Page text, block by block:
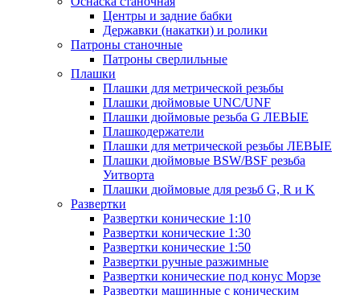
Центры и задние бабки
Державки (накатки) и ролики
Патроны станочные
Патроны сверлильные
Плашки
Плашки для метрической резьбы
Плашки дюймовые UNC/UNF
Плашки дюймовые резьба G ЛЕВЫЕ
Плашкодержатели
Плашки для метрической резьбы ЛЕВЫЕ
Плашки дюймовые BSW/BSF резьба
Уитворта
Плашки дюймовые для резьб G, R и K
Развертки
Развертки конические 1:10
Развертки конические 1:30
Развертки конические 1:50
Развертки ручные разжимные
Развертки конические под конус Морзе
Развертки машинные с коническим